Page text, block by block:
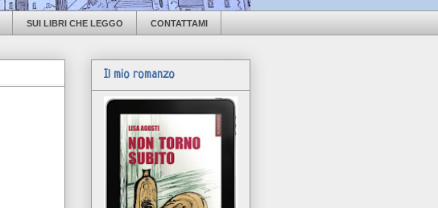
SUI LIBRI CHE LEGGO CONTATTAMI
Il mio romanzo